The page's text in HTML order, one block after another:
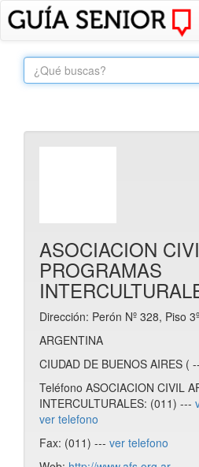
ASOCIACION
PROGRAMAS
Dirección: Perón Nº 328, Piso 3º
ARGENTINA
CIUDAD DE BUENOS AIRES (
Teléfono ASOCIACION CIVIL
INTERCULTURALES: (011) ---
ver telefono
Fax: (011) --- ver telefono